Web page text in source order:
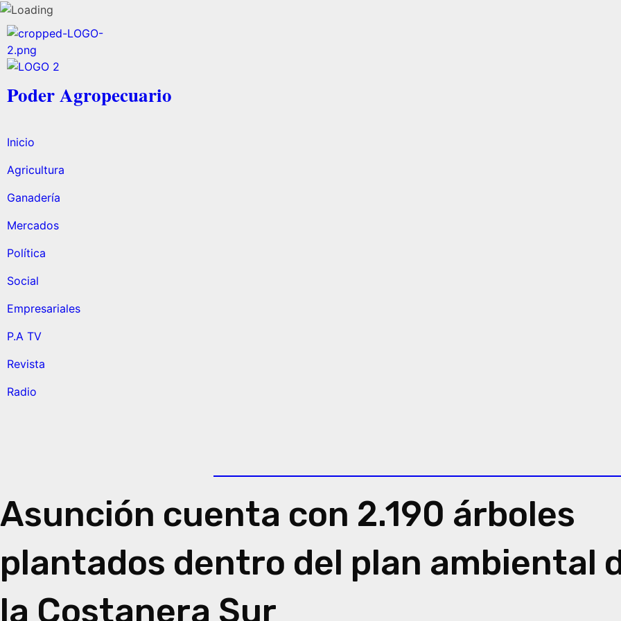
Poder Agropecuario
Inicio
Agricultura
Ganadería
Mercados
Política
Social
Empresariales
P.A TV
Revista
Radio
Asunción cuenta con 2.190 árboles
plantados dentro del plan ambiental
la Costanera Sur